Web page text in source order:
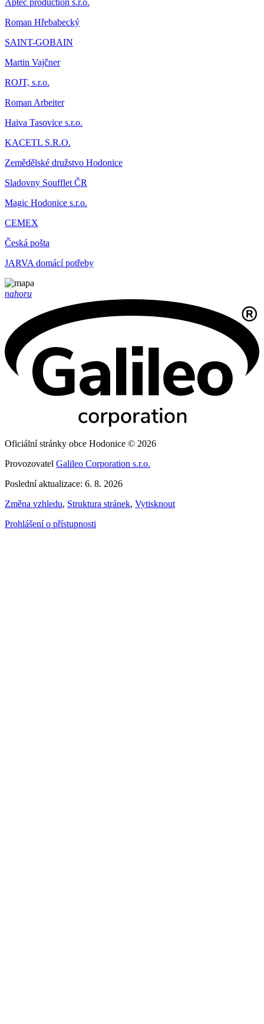
Aptec production s.r.o.
Roman Hřebabecký
SAINT-GOBAIN
Martin Vajčner
ROJT, s.r.o.
Roman Arbeiter
Haiva Tasovice s.r.o.
KACETL S.R.O.
Zemědělské družstvo Hodonice
Sladovny Soufflet ČR
Magic Hodonice s.r.o.
CEMEX
Česká pošta
JARVA domácí potřeby
nahoru
Oficiální stránky obce Hodonice © 2026
Provozovatel Galileo Corporation s.r.o.
Poslední aktualizace: 6. 8. 2026
Změna vzhledu, Struktura stránek, Vytisknout
Prohlášení o přístupnosti